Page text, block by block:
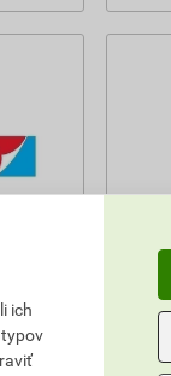
ich